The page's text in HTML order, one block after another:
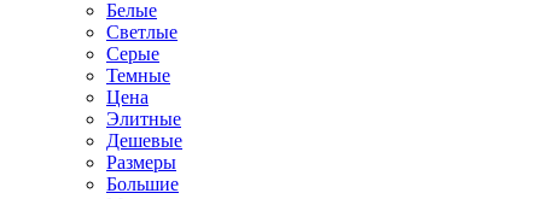
Белые
Светлые
Серые
Темные
Цена
Элитные
Дешевые
Размеры
Большие